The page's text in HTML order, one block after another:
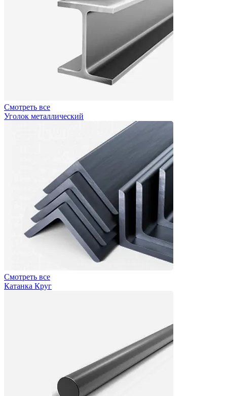
Смотреть все
Уголок металлический
Смотреть все
Катанка Круг